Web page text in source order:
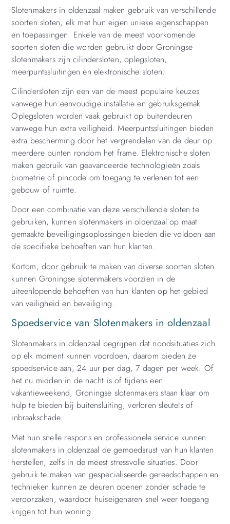
Slotenmakers in oldenzaal maken gebruik van verschillende
soorten sloten, elk met hun eigen unieke eigenschappen
en toepassingen. Enkele van de meest voorkomende
soorten sloten die worden gebruikt door Groningse
slotenmakers zijn cilindersloten, oplegsloten,
meerpuntssluitingen en elektronische sloten.
Cilindersloten zijn een van de meest populaire keuzes
vanwege hun eenvoudige installatie en gebruiksgemak.
Oplegsloten worden vaak gebruikt op buitendeuren
vanwege hun extra veiligheid. Meerpuntssluitingen bieden
extra bescherming door het vergrendelen van de deur op
meerdere punten rondom het frame. Elektronische sloten
maken gebruik van geavanceerde technologieën zoals
biometrie of pincode om toegang te verlenen tot een
gebouw of ruimte.
Door een combinatie van deze verschillende sloten te
gebruiken, kunnen slotenmakers in oldenzaal op maat
gemaakte beveiligingsoplossingen bieden die voldoen aan
de specifieke behoeften van hun klanten.
Kortom, door gebruik te maken van diverse soorten sloten
kunnen Groningse slotenmakers voorzien in de
uiteenlopende behoeften van hun klanten op het gebied
van veiligheid en beveiliging.
Spoedservice van Slotenmakers in oldenzaal
Slotenmakers in oldenzaal begrijpen dat noodsituaties zich
op elk moment kunnen voordoen, daarom bieden ze
spoedservice aan, 24 uur per dag, 7 dagen per week. Of
het nu midden in de nacht is of tijdens een
vakantieweekend, Groningse slotenmakers staan klaar om
hulp te bieden bij buitensluiting, verloren sleutels of
inbraakschade.
Met hun snelle respons en professionele service kunnen
slotenmakers in oldenzaal de gemoedsrust van hun klanten
herstellen, zelfs in de meest stressvolle situaties. Door
gebruik te maken van gespecialiseerde gereedschappen en
technieken kunnen ze deuren openen zonder schade te
veroorzaken, waardoor huiseigenaren snel weer toegang
krijgen tot hun woning.